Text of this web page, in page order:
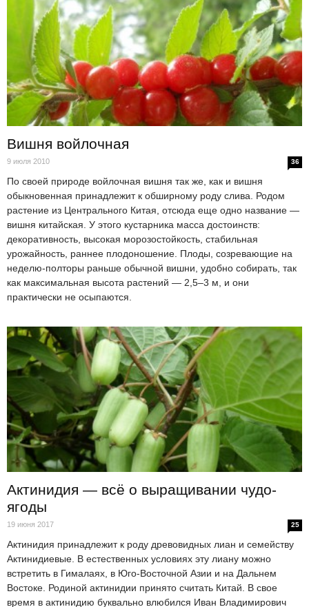
Вишня войлочная
9 июля 2010 36
По своей природе войлочная вишня так же, как и вишня
обыкновенная принадлежит к обширному роду слива. Родом
растение из Центрального Китая, отсюда еще одно название —
вишня китайская. У этого кустарника масса достоинств:
декоративность, высокая морозостойкость, стабильная
урожайность, раннее плодоношение. Плоды, созревающие на
неделю-полторы раньше обычной вишни, удобно собирать, так
как максимальная высота растений — 2,5–3 м, и они
практически не осыпаются.
Актинидия — всё о выращивании чудо-
ягоды
19 июня 2017 25
Актинидия принадлежит к роду древовидных лиан и семейству
Актинидиевые. В естественных условиях эту лиану можно
встретить в Гималаях, в Юго-Восточной Азии и на Дальнем
Востоке. Родиной актинидии принято считать Китай. В свое
время в актинидию буквально влюбился Иван Владимирович